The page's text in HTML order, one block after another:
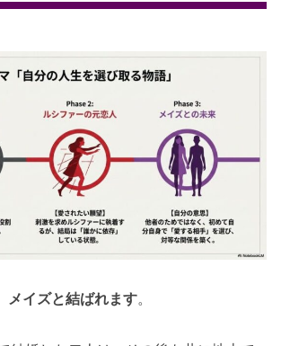
メイズと結ばれます。